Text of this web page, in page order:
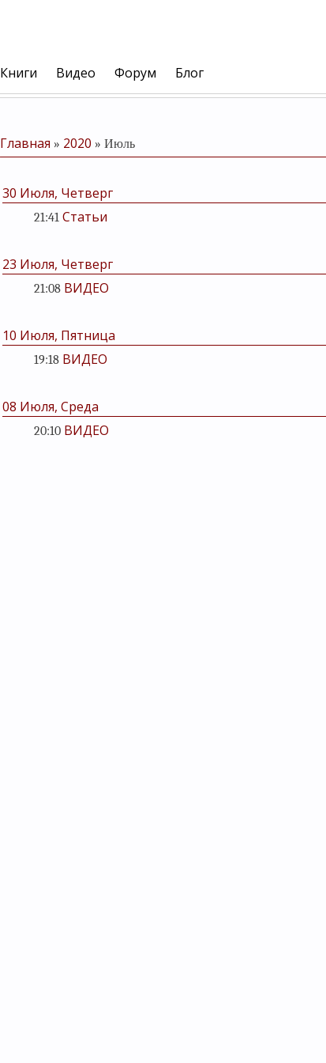
Книги Видео Форум Блог
Главная » 2020 » Июль
30 Июля, Четверг
21:41 Статьи
23 Июля, Четверг
21:08 ВИДЕО
10 Июля, Пятница
19:18 ВИДЕО
08 Июля, Среда
20:10 ВИДЕО